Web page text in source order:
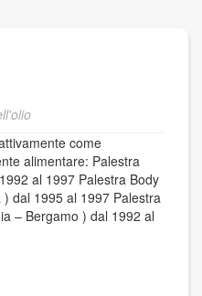
come
alimentare: Palestra
al 1997 Palestra Body
dal 1995 al 1997 Palestra
– Bergamo ) dal 1992 al